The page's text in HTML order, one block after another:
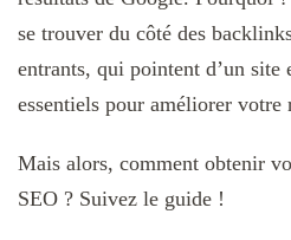
se trouver du côté des
entrants, qui pointent d’un site
essentiels pour améliorer votre
Mais alors, comment obtenir
SEO ? Suivez le guide !